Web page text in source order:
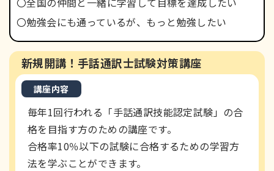
〇勉強会にも通っているが、もっと勉強したい
新規開講！手話通訳士試験対策講座
講座内容
毎年1回行われる「手話通訳技能認定試験」の合
格を目指す方のための講座です。
合格率10％以下の試験に合格するための学習方
法を学ぶことができます。